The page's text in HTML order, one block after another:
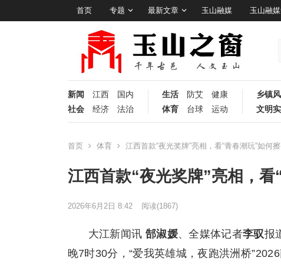
首页 专题 最新文章 玉山融媒 玉山融
新闻 江西
国内
社会
经济 法治
生活 防艾
健康
体育
台球 运动
乡镇
文明
首页 体育 江西首款“夜光奖牌”亮相，看“青春潮玩”如何
江西首款“夜光奖牌”亮相，
2026年6月2日 8:42 阅读(1867)
大江新闻讯 郜淑媛、全媒体记者李驭报
晚7时30分，“爱我英雄城，夜跑洪洲桥